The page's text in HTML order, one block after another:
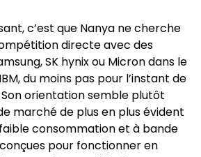
c’est que Nanya ne cherche
directe avec des
SK hynix ou Micron dans le
du moins pas pour l’instant de
orientation semble plutôt
marché de plus en plus évident
consommation et à bande
pour fonctionner en